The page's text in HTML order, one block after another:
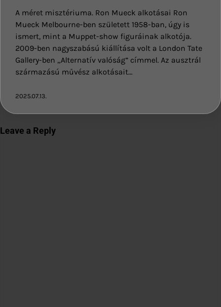
A méret misztériuma. Ron Mueck alkotásai Ron
Mueck Melbourne-ben született 1958-ban, úgy is
ismert, mint a Muppet-show figuráinak alkotója.
2009-ben nagyszabású kiállítása volt a London Tate
Gallery-ben „Alternatív valóság” címmel. Az ausztrál
származású művész alkotásait…
2025.07.13.
Leave a Reply